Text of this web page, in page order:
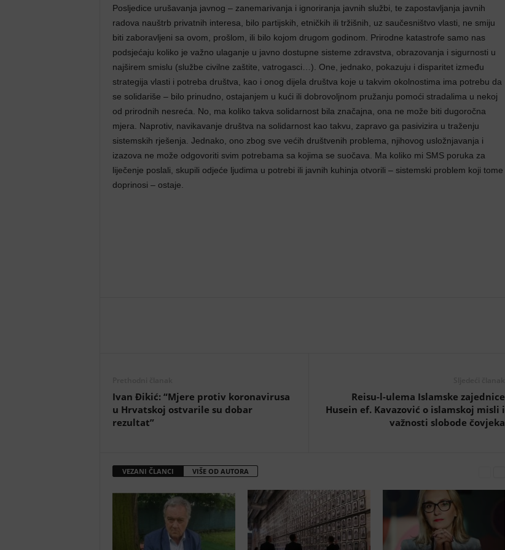
Posljedice urušavanja javnog – zanemarivanja i ignoriranja javnih službi, te zapostavljanja javnih
radova nauštrb privatnih interesa, bilo partijskih, etničkih ili tržišnih, uz saučesništvo vlasti, ne smiju
biti zaboravljeni sa ovom, prošlom, ili bilo kojom drugom godinom. Prirodne katastrofe samo nas
podsjećaju koliko je važno ulaganje u javno dostupne sisteme zdravstva, obrazovanja i sigurnosti u
najširem smislu (službe civilne zaštite, vatrogasci…). One, jednako, pokazuju i disparitet između
strategija vlasti i potreba društva, kao i onog dijela društva koje u takvim okolnostima ima potrebu da
se solidariše – bilo prinudno, ostajanjem u kući ili dobrovoljnom pružanju pomoći stradalima u nekoj
od prirodnih nesreća. No, ma koliko takva solidarnost bila značajna, ona ne može biti dugoročna
mjera. Naprotiv, navikavanje društva na solidarnost kao takvu, zapravo ga pasivizira u traženju
sistemskih rješenja. Jednako, ono zbog sve većih društvenih problema, njihovog usložnjavanja i
izazova ne može odgovoriti svim potrebama sa kojima se suočava. Ma koliko mi SMS poruka za
liječenje poslali, skupili odjeće ljudima u potrebi ili javnih kuhinja otvorili – sistemski problem koji tome
doprinosi – ostaje.
Ivan Đikić: “Mjere protiv koronavirusa
u Hrvatskoj ostvarile su dobar
rezultat”
Reisu-l-ulema Islamske zajednice
Husein ef. Kavazović o islamskoj misli i
važnosti slobode čovjeka
VEZANI ČLANCI VIŠE OD AUTORA